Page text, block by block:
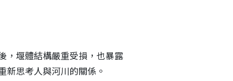
，堰體結構嚴重受損，也暴露
新思考人與河川的關係。